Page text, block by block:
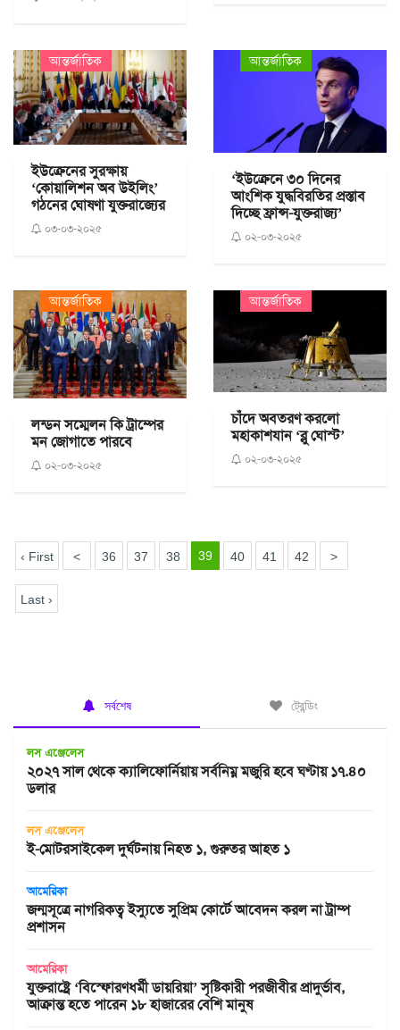
আন্তর্জাতিক
ইউক্রেনের সুরক্ষায়
‘কোয়ালিশন অব উইলিং’
গঠনের ঘোষণা যুক্তরাজ্যের
০৩-০৩-২০২৫
আন্তর্জাতিক
‘ইউক্রেনে ৩০ দিনের
আংশিক যুদ্ধবিরতির প্রস্তাব
দিচ্ছে ফ্রান্স-যুক্তরাজ্য’
০২-০৩-২০২৫
আন্তর্জাতিক
লন্ডন সম্মেলন কি ট্রাম্পের
মন জোগাতে পারবে
০২-০৩-২০২৫
আন্তর্জাতিক
চাঁদে অবতরণ করলো
মহাকাশযান ‘ব্লু ঘোস্ট’
০২-০৩-২০২৫
‹ First < 36 37 38 39 40 41 42 >
Last ›
সর্বশেষ ট্রেন্ডিং
লস এঞ্জেলেস
২০২৭ সাল থেকে ক্যালিফোর্নিয়ায় সর্বনিম্ন মজুরি হবে ঘণ্টায় ১৭.৪০
ডলার
লস এঞ্জেলেস
ই-মোটরসাইকেল দুর্ঘটনায় নিহত ১, গুরুতর আহত ১
আমেরিকা
জন্মসূত্রে নাগরিকত্ব ইস্যুতে সুপ্রিম কোর্টে আবেদন করল না ট্রাম্প
প্রশাসন
আমেরিকা
যুক্তরাষ্ট্রে ‘বিস্ফোরণধর্মী ডায়রিয়া’ সৃষ্টিকারী পরজীবীর প্রাদুর্ভাব,
আক্রান্ত হতে পারেন ১৮ হাজারের বেশি মানুষ